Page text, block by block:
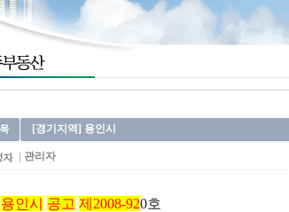
[경기지역] 용인시
관리자
용인시 공고 제2008-920호